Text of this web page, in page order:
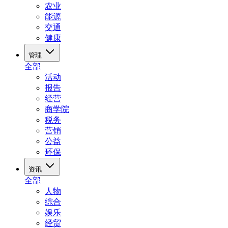
农业
能源
交通
健康
管理
全部
活动
报告
经营
商学院
税务
营销
公益
环保
资讯
全部
人物
综合
娱乐
经贸